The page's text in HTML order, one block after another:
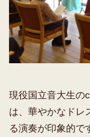
現役国立音大生の
は、華やかなドレ
る演奏が印象的で